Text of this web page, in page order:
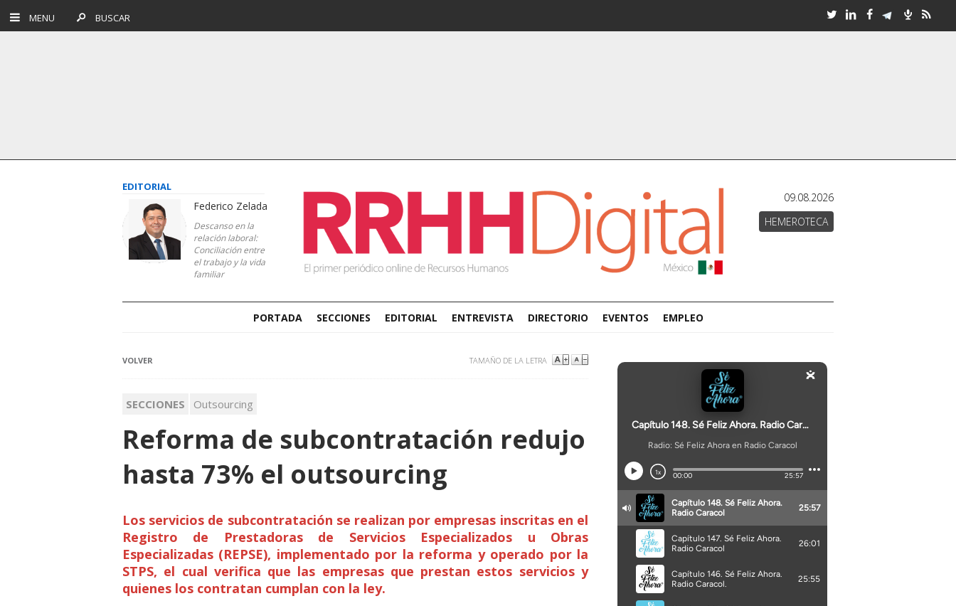
MENU BUSCAR
EDITORIAL
Federico Zelada
Descanso en la
relación laboral:
Conciliación entre
el trabajo y la vida
familiar
09.08.2026
HEMEROTECA
PORTADA SECCIONES EDITORIAL ENTREVISTA DIRECTORIO EVENTOS EMPLEO
VOLVER TAMAÑO DE LA LETRA
SECCIONES Outsourcing
Reforma de subcontratación redujo
hasta 73% el outsourcing
Los servicios de subcontratación se realizan por empresas inscritas en el
Registro de Prestadoras de Servicios Especializados u Obras
Especializadas (REPSE), implementado por la reforma y operado por la
STPS, el cual verifica que las empresas que prestan estos servicios y
quienes los contratan cumplan con la ley.